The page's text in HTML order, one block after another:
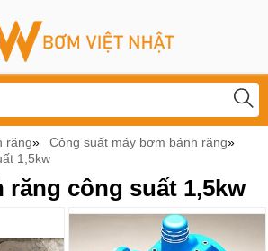
răng» Công suất máy bơm bánh răng»
1,5kw
răng công suất 1,5kw